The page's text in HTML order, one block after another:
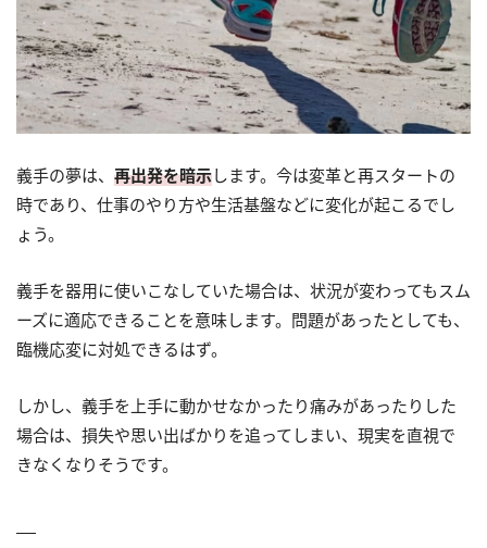
義手の夢は、 再出発を暗示します。今は変革と再スタートの
時であり、仕事のやり方や生活基盤などに変化が起こるでし
ょう。
義手を器用に使いこなしていた場合は、状況が変わってもスム
ーズに適応できることを意味します。問題があったとしても、
臨機応変に対処できるはず。
しかし、義手を上手に動かせなかったり痛みがあったりした
場合は、損失や思い出ばかりを追ってしまい、現実を直視で
きなくなりそうです。